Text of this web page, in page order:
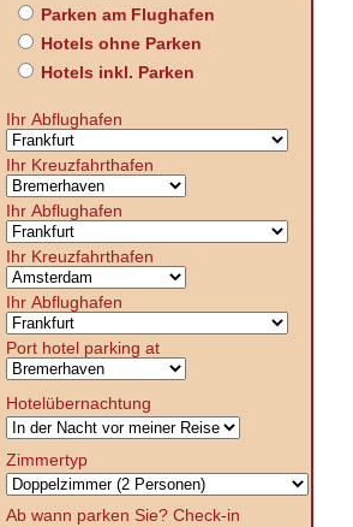
Parken am Flughafen
Hotels ohne Parken
Hotels inkl. Parken
Ihr Abflughafen
Ihr Kreuzfahrthafen
Ihr Abflughafen
Ihr Kreuzfahrthafen
Ihr Abflughafen
Port hotel parking at
Hotelübernachtung
Zimmertyp
Ab wann parken Sie? Check-in